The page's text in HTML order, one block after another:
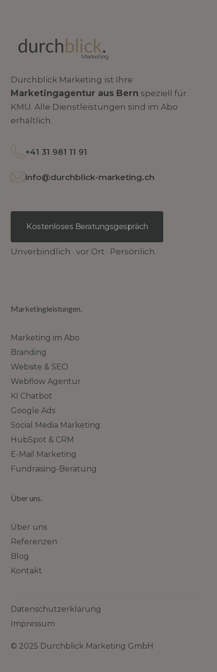
Durchblick Marketing ist Ihre
Marketingagentur aus Bern speziell für
KMU. Alle Dienstleistungen sind im Abo
erhältlich.
+41 31 981 11 91
info@durchblick-marketing.ch
Kostenloses Beratungsgespräch
Unverbindlich · vor Ort · Persönlich
Marketingleistungen.
Marketing im Abo
Branding
Website & SEO
Webflow Agentur
KI Chatbot
Google Ads
Social Media Marketing
HubSpot & CRM
E-Mail Marketing
Fundraising-Beratung
Über uns.
Über uns
Referenzen
Blog
Kontakt
© 2025 Durchblick Marketing GmbH
Datenschutzerklärung
Impressum